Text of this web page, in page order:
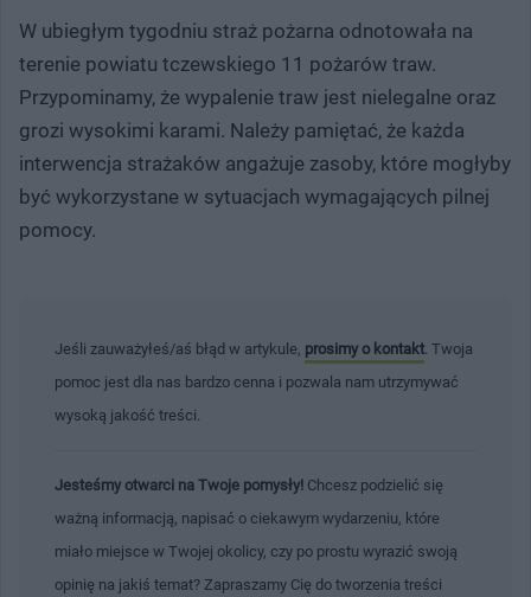
W ubiegłym tygodniu straż pożarna odnotowała na
terenie powiatu tczewskiego 11 pożarów traw.
Przypominamy, że wypalenie traw jest nielegalne oraz
grozi wysokimi karami. Należy pamiętać, że każda
interwencja strażaków angażuje zasoby, które mogłyby
być wykorzystane w sytuacjach wymagających pilnej
pomocy.
Jeśli zauważyłeś/aś błąd w artykule, prosimy o kontakt . Twoja
pomoc jest dla nas bardzo cenna i pozwala nam utrzymywać
wysoką jakość treści.
Jesteśmy otwarci na Twoje pomysły! Chcesz podzielić się
ważną informacją, napisać o ciekawym wydarzeniu, które
miało miejsce w Twojej okolicy, czy po prostu wyrazić swoją
opinię na jakiś temat? Zapraszamy Cię do tworzenia treści